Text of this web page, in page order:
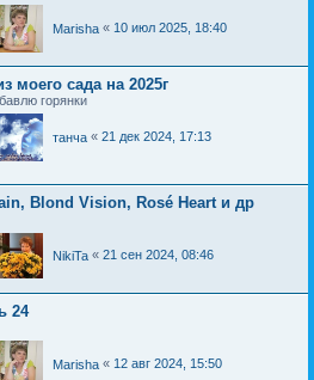
Marisha « 10 июл 2025, 18:40
моего сада на 2025г
горянки
танчa « 21 дек 2024, 17:13
Blond Vision, Rosé Heart и др
NikiTa « 21 сен 2024, 08:46
24
Marisha « 12 авг 2024, 15:50